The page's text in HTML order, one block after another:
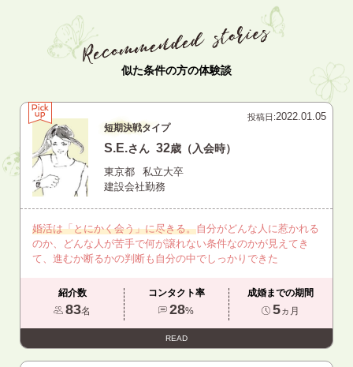
似た条件の方の体験談
投稿日:2022.01.05
短期決戦タイプ
S.E.さん 32歳（入会時）
東京都
私立大卒
建設会社勤務
婚活は「とにかく会う」に尽きる。自分がどんな人に惹かれる
のか、どんな人が苦手で何が譲れない条件なのかが見えてき
て、進むか断るかの判断も自分の中でしっかりできた
紹介数
83名
コンタクト率
28%
成婚までの期間
5ヵ月
READ